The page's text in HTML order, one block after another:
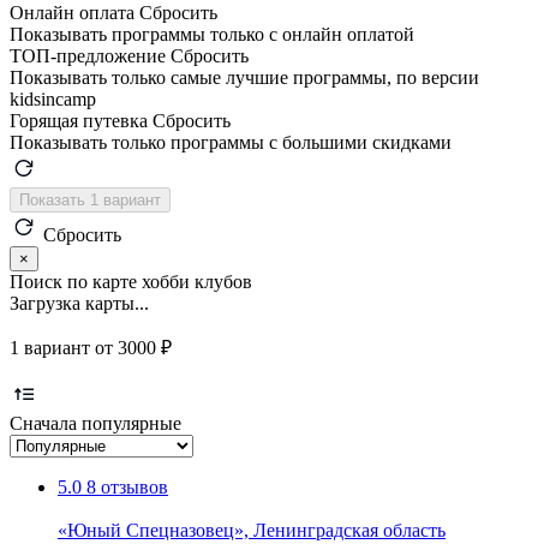
Онлайн оплата Сбросить
Показывать программы только с онлайн оплатой
ТОП-предложение Сбросить
Показывать только самые лучшие программы, по версии
kidsincamp
Горящая путевка Сбросить
Показывать только программы с большими скидками
Показать 1 вариант
Сбросить
×
Поиск по карте хобби клубов
Загрузка карты...
1 вариант от 3000 ₽
Сначала популярные
5.0 8 отзывов
«Юный Спецназовец», Ленинградская область